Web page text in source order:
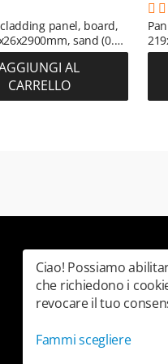
panel, board,
sand (0.63
AL
CARRELLO
Ciao! Possiamo
che richiedono i
revocare il tuo
Fammi scegliere